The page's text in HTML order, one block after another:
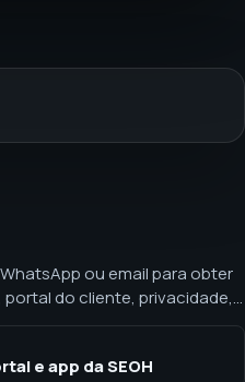
ou email para obter
portal do cliente, privacidade,
Use esta página para obter
do PWA, permissão de
ao portal, documentos
e app da SEOH